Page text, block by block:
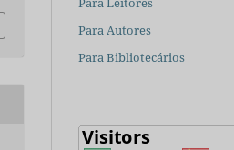
Para Autores
Para Bibliotecários